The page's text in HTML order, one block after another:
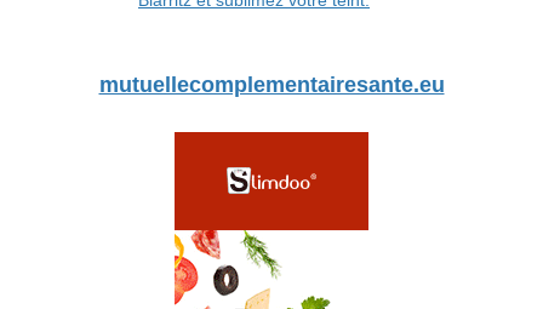
mutuellecomplementairesante.eu